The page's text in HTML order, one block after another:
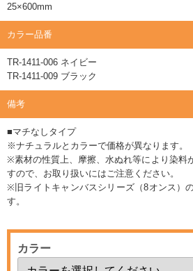
25×600mm
カラー品番
TR-1411-006 ネイビー
TR-1411-009 ブラック
備考
■マチなしタイプ
※ナチュラルとカラーで価格が異なります。
※素材の性質上、摩擦、水ぬれ等により染料
すので、お取り扱いにはご注意ください。
※旧ライトキャンバスシリーズ（8オンス）
す。
カラー